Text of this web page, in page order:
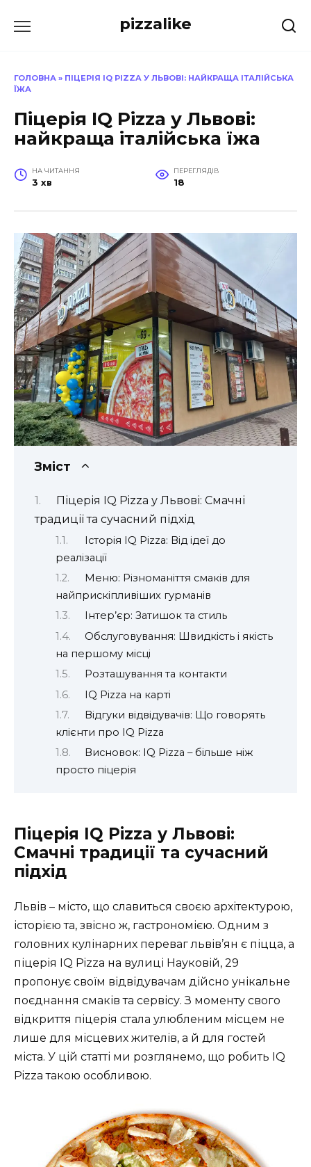
до
pizzalike
ГОЛОВНА » ПІЦЕРІЯ IQ PIZZA У ЛЬВОВІ: НАЙКРАЩА ІТАЛІЙСЬКА
ЇЖА
Піцерія IQ Pizza у Львові:
найкраща італійська їжа
НА ЧИТАННЯ
3 хв
ПЕРЕГЛЯДІВ
18
Зміст
Піцерія IQ Pizza у Львові: Смачні
традиції та сучасний підхід
Історія IQ Pizza: Від ідеї до
реалізації
Меню: Різноманіття смаків для
найприскіпливіших гурманів
Інтер’єр: Затишок та стиль
Обслуговування: Швидкість і якість
на першому місці
Розташування та контакти
IQ Pizza на карті
Відгуки відвідувачів: Що говорять
клієнти про IQ Pizza
Висновок: IQ Pizza – більше ніж
просто піцерія
Піцерія IQ Pizza у Львові:
Смачні традиції та сучасний
підхід
Львів – місто, що славиться своєю архітектурою,
історією та, звісно ж, гастрономією. Одним з
головних кулінарних переваг львів’ян є піцца, а
піцерія IQ Pizza на вулиці Науковій, 29
пропонує своїм відвідувачам дійсно унікальне
поєднання смаків та сервісу. З моменту свого
відкриття піцерія стала улюбленим місцем не
лише для місцевих жителів, а й для гостей
міста. У цій статті ми розглянемо, що робить IQ
Pizza такою особливою.